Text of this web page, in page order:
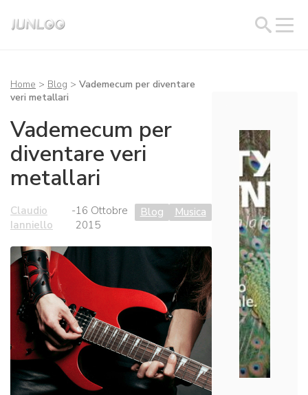
Home > Blog > Vademecum per diventare
veri metallari
Vademecum per
diventare veri
metallari
Claudio
Ianniello
-16 Ottobre
2015
Blog Musica